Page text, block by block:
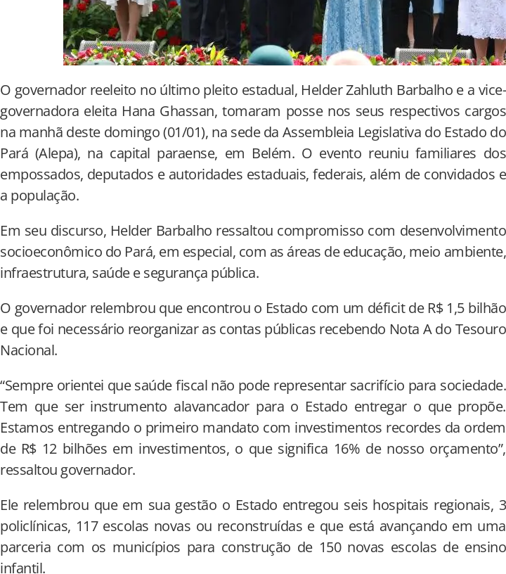
O governador reeleito no último pleito estadual, Helder Zahluth Barbalho e a vice-
governadora eleita Hana Ghassan, tomaram posse nos seus respectivos cargos
na manhã deste domingo (01/01), na sede da Assembleia Legislativa do Estado do
Pará (Alepa), na capital paraense, em Belém. O evento reuniu familiares dos
empossados, deputados e autoridades estaduais, federais, além de convidados e
a população.
Em seu discurso, Helder Barbalho ressaltou compromisso com desenvolvimento
socioeconômico do Pará, em especial, com as áreas de educação, meio ambiente,
infraestrutura, saúde e segurança pública.
O governador relembrou que encontrou o Estado com um déficit de R$ 1,5 bilhão
e que foi necessário reorganizar as contas públicas recebendo Nota A do Tesouro
Nacional.
“Sempre orientei que saúde fiscal não pode representar sacrifício para sociedade.
Tem que ser instrumento alavancador para o Estado entregar o que propõe.
Estamos entregando o primeiro mandato com investimentos recordes da ordem
de R$ 12 bilhões em investimentos, o que significa 16% de nosso orçamento”,
ressaltou governador.
Ele relembrou que em sua gestão o Estado entregou seis hospitais regionais, 3
policlínicas, 117 escolas novas ou reconstruídas e que está avançando em uma
parceria com os municípios para construção de 150 novas escolas de ensino
infantil.